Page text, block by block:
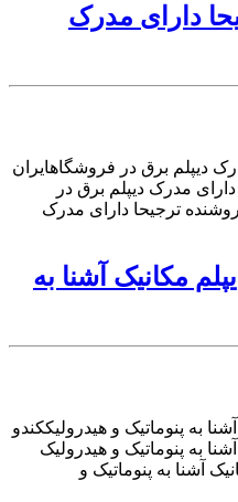
دارای مدرک
دیپلم برق در فروشگاهایران
مدرک دیپلم برق در
ترجیحا دارای مدرک
مکانیک آشنا به
به پنوماتیک و هیدرولیککندو
به پنوماتیک و هیدرولیک
آشنا به پنوماتیک و